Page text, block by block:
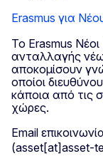
Erasmus για
Το Erasmus Νέοι
ανταλλαγής
αποκομίσουν
οποίοι
κάποια από τις
χώρες.
Email
(asset[at]asset-